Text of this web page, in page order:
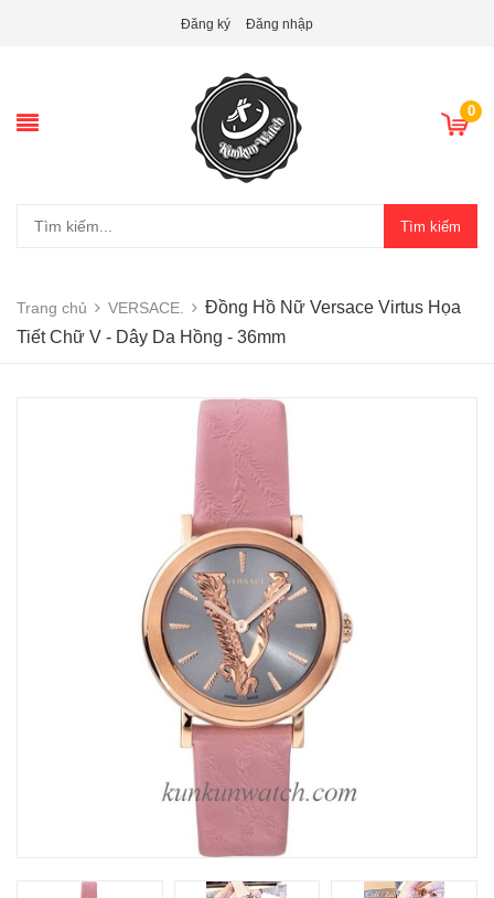
Đăng ký Đăng nhập
0
Tìm kiếm
Trang chủ VERSACE.
Đồng Hồ Nữ Versace Virtus Họa
Tiết Chữ V - Dây Da Hồng - 36mm